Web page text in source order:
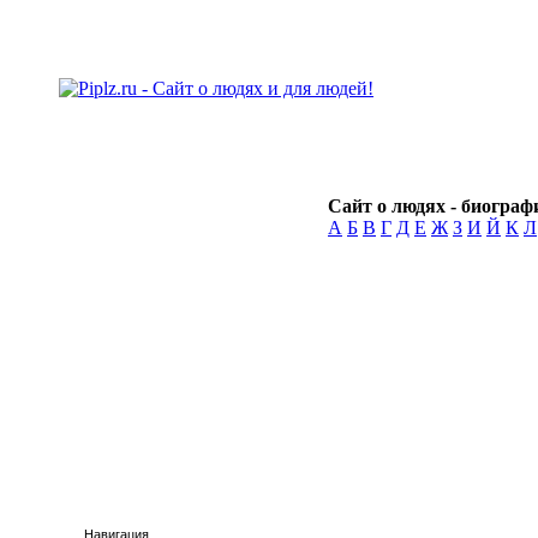
Сайт о людях -
А Б В Г Д Е Ж З И Й К Л
Навигация